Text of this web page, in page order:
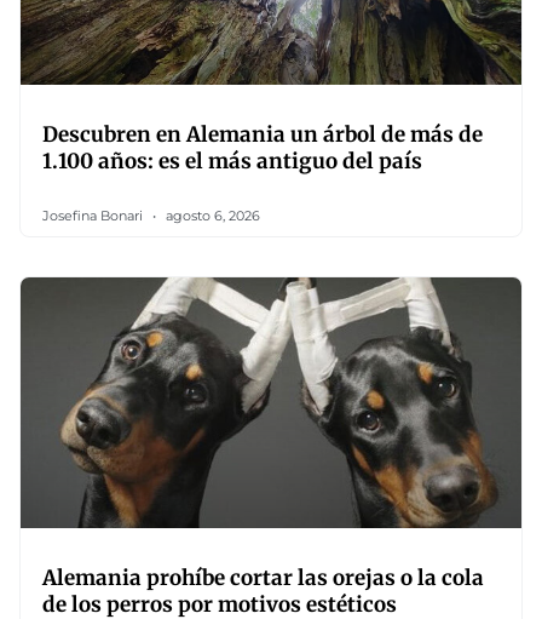
Descubren en Alemania un árbol de más de
1.100 años: es el más antiguo del país
Josefina Bonari agosto 6, 2026
Alemania prohíbe cortar las orejas o la cola
de los perros por motivos estéticos